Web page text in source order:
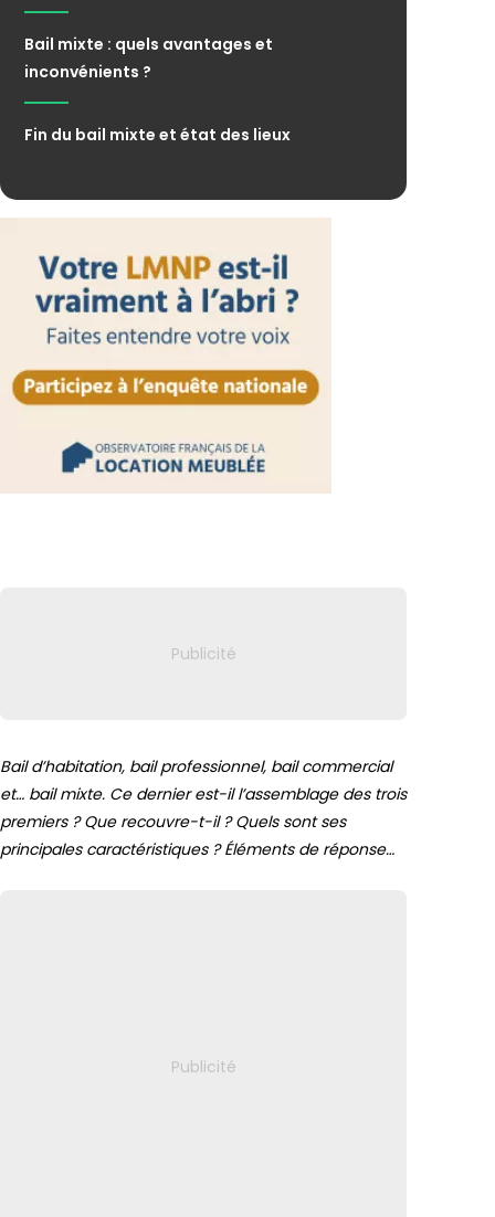
Bail d’habitation, bail professionnel, bail commercial
et… bail mixte. Ce dernier est-il l’assemblage des trois
premiers ? Que recouvre-t-il ? Quels sont ses
principales caractéristiques ? Éléments de réponse…
Bail mixte : quels avantages et
inconvénients ?
Fin du bail mixte et état des lieux